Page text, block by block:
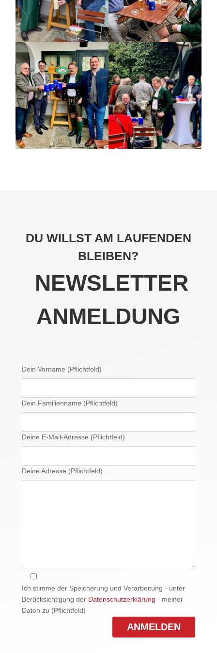
DU WILLST AM LAUFENDEN
BLEIBEN?
NEWSLETTER
ANMELDUNG
Dein Vorname (Pflichtfeld)
Dein Familienname (Pflichtfeld)
Deine E-Mail-Adresse (Pflichtfeld)
Deine Adresse (Pflichtfeld)
Ich stimme der Speicherung und Verarbeitung - unter
Berücksichtigung der Datenschutzerklärung - meiner
Daten zu (Pflichtfeld)